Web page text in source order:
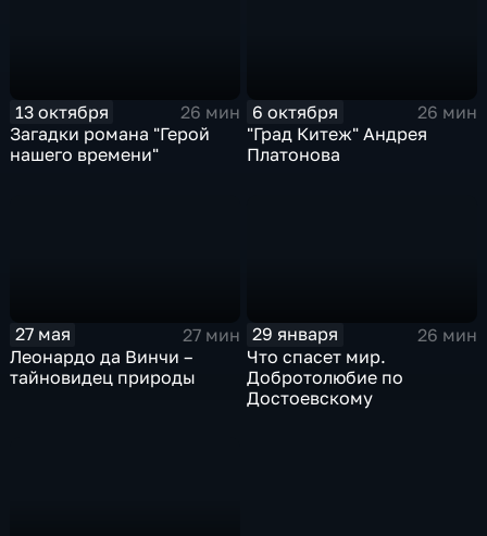
13 октября
26 мин
Загадки романа "Герой
нашего времени"
6 октября
26 мин
"Град Китеж" Андрея
Платонова
27 мая
27 мин
Леонардо да Винчи –
тайновидец природы
29 января
26 мин
Что спасет мир.
Добротолюбие по
Достоевскому